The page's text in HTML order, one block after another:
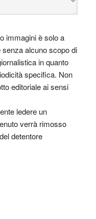
immagini è solo a
alcuno scopo di
in quanto
specifica. Non
editoriale ai sensi
ledere un
verrà rimosso
detentore